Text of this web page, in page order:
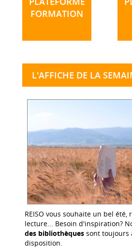
FORMATION
L'AFFICHE DE LA
REISO vous souhaite un bel été,
lecture... Besoin d'inspiration?
des bibliothèques sont toujours
disposition.